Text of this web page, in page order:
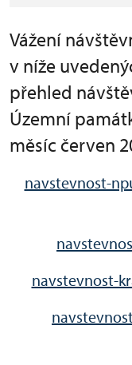
Vážení
v níže
přehled
Územní
měsíc červen
navstevnost-
navstevnost-